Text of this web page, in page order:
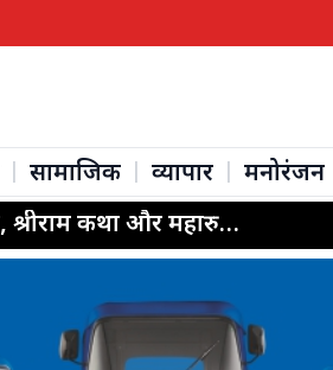
सामाजिक व्यापार मनोरंजन
महाकालेश्वर धाम में श्रीराम जन्मोत्सव की छाई भक्ति, श्रीराम कथा और महारुद्राभिषेक में उमड़ी श्रद्धालुओं की भीड़